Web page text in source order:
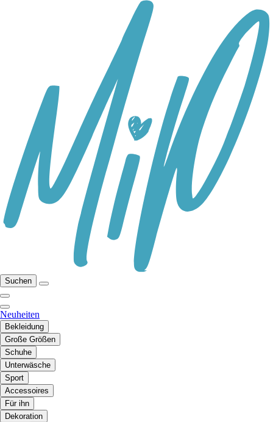
Suchen
Neuheiten
Bekleidung
Große Größen
Schuhe
Unterwäsche
Sport
Accessoires
Für ihn
Dekoration